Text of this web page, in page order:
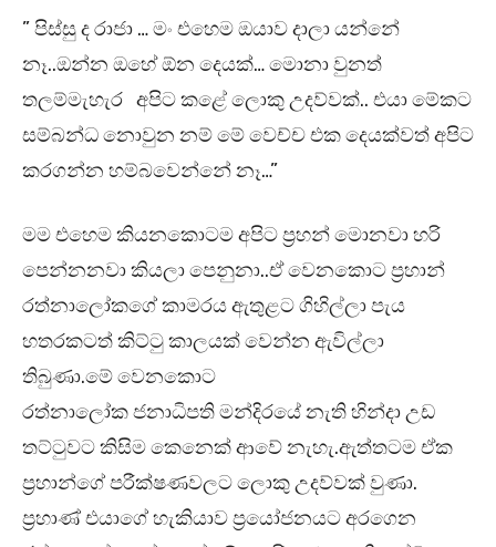
” පිස්සු ද රාජා … මං එහෙම ඔයාව දාලා යන්නේ
නෑ..ඔන්න ඔහේ ඕන දෙයක්… මොනා වුනත්
තලම්මැහැර අපිට කළේ ලොකු උදව්වක්.. එයා මේකට
සම්බන්ධ නොවුන නම් මේ වෙච්ච එක දෙයක්වත් අපිට
කරගන්න හම්බවෙන්නේ නෑ…”
මම එහෙම කියනකොටම අපිට ප්‍රහන් මොනවා හරි
පෙන්නනවා කියලා පෙනුනා..ඒ වෙනකොට ප්‍රහාන්
රත්නාලෝකගේ කාමරය ඇතුළට ගිහිල්ලා පැය
හතරකටත් කිට්ටු කාලයක් වෙන්න ඇවිල්ලා
තිබුණා.මේ වෙනකොට
රත්නාලෝක ජනාධිපති මන්දිරයේ නැති හින්දා උඩ
තට්ටුවට කිසිම කෙනෙක් ආවේ නැහැ.ඇත්තටම ඒක
ප්‍රහාන්ගේ පරීක්ෂණවලට ලොකු උදව්වක් වුණා.
ප්‍රහාණ් එයාගේ හැකියාව ප්‍රයෝජනයට අරගෙන